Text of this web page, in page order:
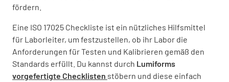
fördern.
Eine ISO 17025 Checkliste ist ein nützliches Hilfsmittel
für Laborleiter, um festzustellen, ob ihr Labor die
Anforderungen für Testen und Kalibrieren gemäß den
Standards erfüllt. Du kannst durch Lumiforms
vorgefertigte Checklisten stöbern und diese einfach